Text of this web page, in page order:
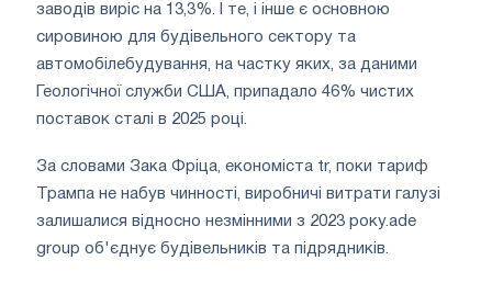
заводів виріс на 13,3%. І те, і інше є основною
сировиною для будівельного сектору та
автомобілебудування, на частку яких, за даними
Геологічної служби США, припадало 46% чистих
поставок сталі в 2025 році.
За словами Зака Фріца, економіста tr, поки тариф
Трампа не набув чинності, виробничі витрати галузі
залишалися відносно незмінними з 2023 року.ade
group об'єднує будівельників та підрядників.